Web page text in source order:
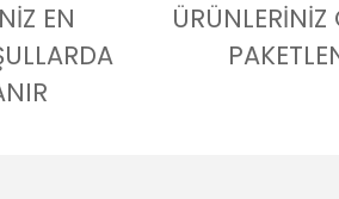
EN
ÜRÜNLERİNİZ